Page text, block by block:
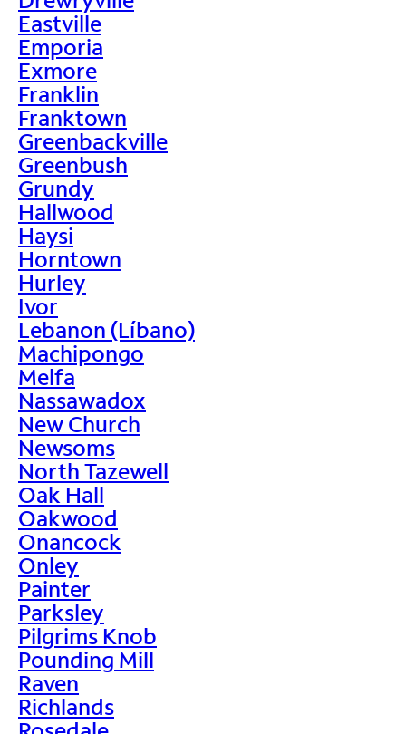
Eastville
Emporia
Exmore
Franklin
Franktown
Greenbackville
Greenbush
Grundy
Hallwood
Haysi
Horntown
Hurley
Ivor
Lebanon (Líbano)
Machipongo
Melfa
Nassawadox
New Church
Newsoms
North Tazewell
Oak Hall
Oakwood
Onancock
Onley
Painter
Parksley
Pilgrims Knob
Pounding Mill
Raven
Richlands